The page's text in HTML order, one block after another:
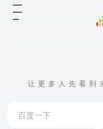
让更多人先看到